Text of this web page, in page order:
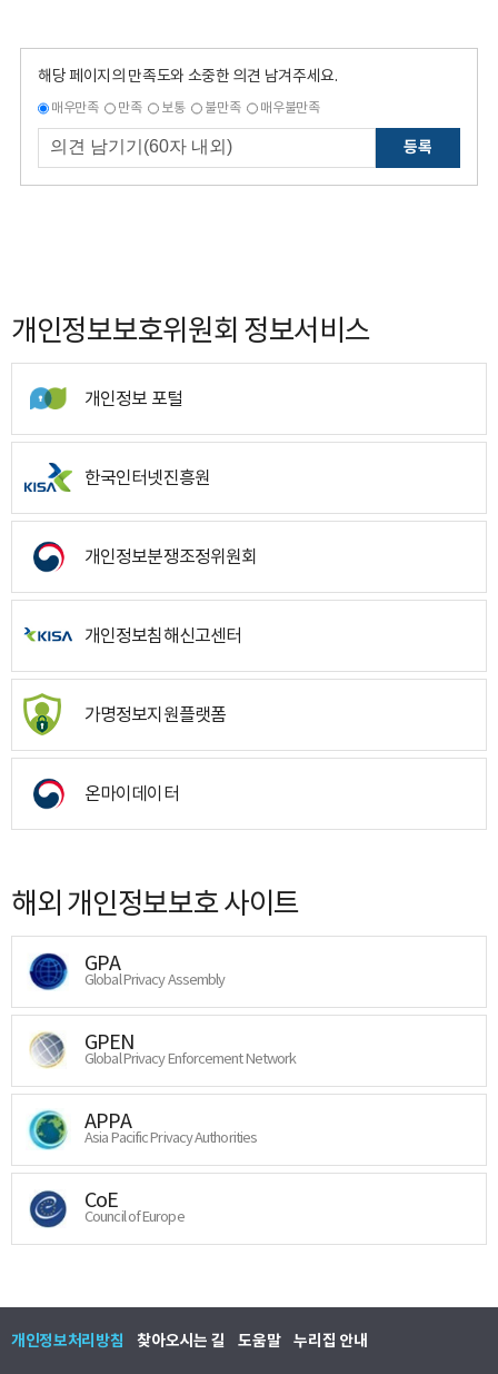
해당 페이지의 만족도와 소중한 의견 남겨주세요.
매우만족 만족 보통 불만족 매우불만족
등록
개인정보보호위원회 정보서비스
개인정보 포털
한국인터넷진흥원
개인정보분쟁조정위원회
개인정보침해신고센터
가명정보지원플랫폼
온마이데이터
해외 개인정보보호 사이트
GPA
Global Privacy Assembly
GPEN
Global Privacy Enforcement Network
APPA
Asia Pacific Privacy Authorities
CoE
Council of Europe
개인정보처리방침 찾아오시는 길 도움말 누리집 안내